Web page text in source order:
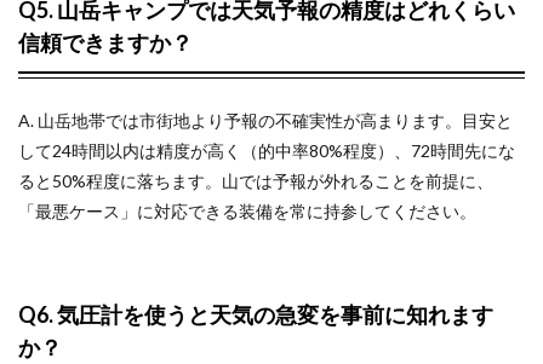
Q5. 山岳キャンプでは天気予報の精度はどれくらい
信頼できますか？
A. 山岳地帯では市街地より予報の不確実性が高まります。目安と
して24時間以内は精度が高く（的中率80%程度）、72時間先にな
ると50%程度に落ちます。山では予報が外れることを前提に、
「最悪ケース」に対応できる装備を常に持参してください。
Q6. 気圧計を使うと天気の急変を事前に知れます
か？